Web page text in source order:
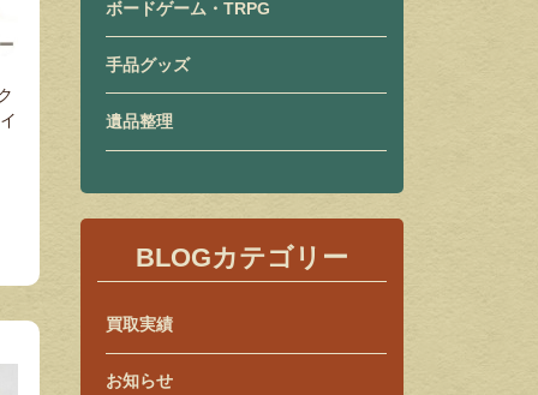
ボードゲーム・TRPG
手品グッズ
遺品整理
BLOGカテゴリー
買取実績
お知らせ